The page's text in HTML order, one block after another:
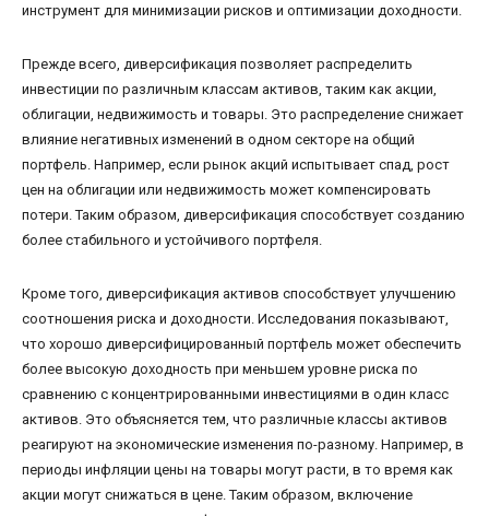
инструмент для минимизации рисков и оптимизации доходности.
Прежде всего, диверсификация позволяет распределить
инвестиции по различным классам активов, таким как акции,
облигации, недвижимость и товары. Это распределение снижает
влияние негативных изменений в одном секторе на общий
портфель. Например, если рынок акций испытывает спад, рост
цен на облигации или недвижимость может компенсировать
потери. Таким образом, диверсификация способствует созданию
более стабильного и устойчивого портфеля.
Кроме того, диверсификация активов способствует улучшению
соотношения риска и доходности. Исследования показывают,
что хорошо диверсифицированный портфель может обеспечить
более высокую доходность при меньшем уровне риска по
сравнению с концентрированными инвестициями в один класс
активов. Это объясняется тем, что различные классы активов
реагируют на экономические изменения по-разному. Например, в
периоды инфляции цены на товары могут расти, в то время как
акции могут снижаться в цене. Таким образом, включение